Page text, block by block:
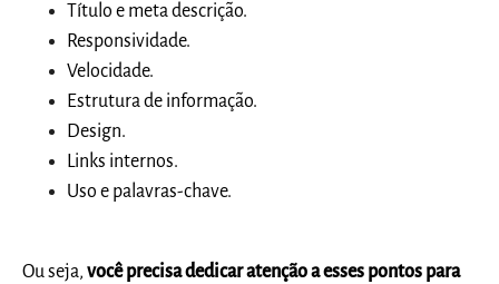
Título e meta descrição.
Responsividade.
Velocidade.
Estrutura de informação.
Design.
Links internos.
Uso e palavras-chave.
Ou seja,você precisa dedicar atenção a esses pontos para